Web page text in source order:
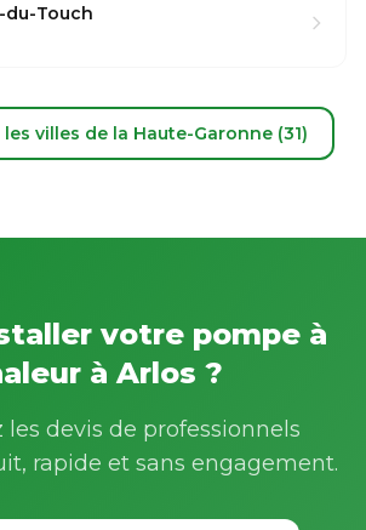
du-Touch
villes de la Haute-Garonne (31)
votre pompe à
à Arlos ?
les devis de professionnels
rapide et sans engagement.